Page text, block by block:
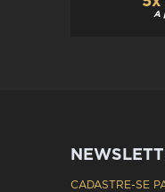
A
CADASTRE-SE